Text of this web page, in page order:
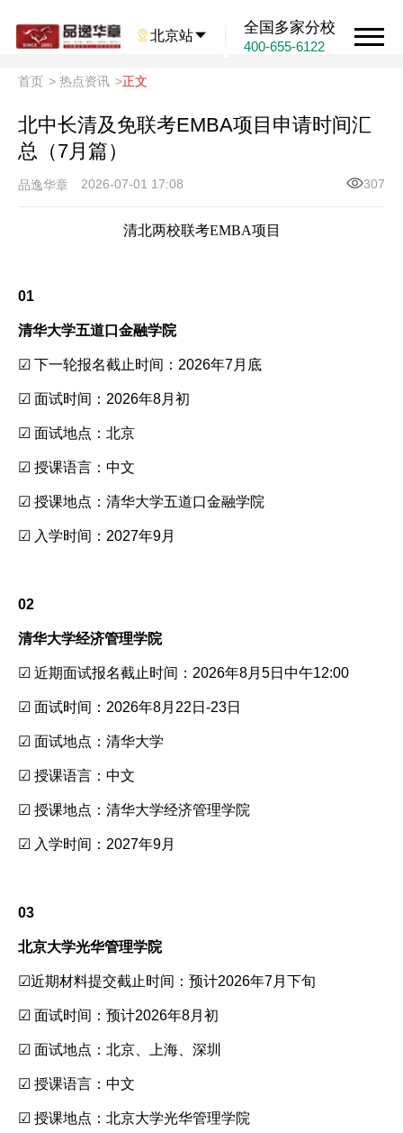
北京站 全国多家分校
400-655-6122
首页 > 热点资讯 >正文
北中长清及免联考EMBA项目申请时间汇
总（7月篇）
品逸华章 2026-07-01 17:08 307
清北两校联考EMBA项目
01
清华大学五道口金融学院
☑ 下一轮报名截止时间：2026年7月底
☑ 面试时间：2026年8月初
☑ 面试地点：北京
☑ 授课语言：中文
☑ 授课地点：清华大学五道口金融学院
☑ 入学时间：2027年9月
02
清华大学经济管理学院
☑ 近期面试报名截止时间：2026年8月5日中午12:00
☑ 面试时间：2026年8月22日-23日
☑ 面试地点：清华大学
☑ 授课语言：中文
☑ 授课地点：清华大学经济管理学院
☑ 入学时间：2027年9月
03
北京大学光华管理学院
☑近期材料提交截止时间：预计2026年7月下旬
☑ 面试时间：预计2026年8月初
☑ 面试地点：北京、上海、深圳
☑ 授课语言：中文
☑ 授课地点：北京大学光华管理学院